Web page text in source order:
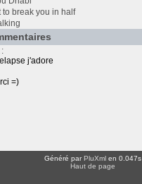
to break you in half
j'adore
=)
Généré parPluXml en 0.047s
Haut de page